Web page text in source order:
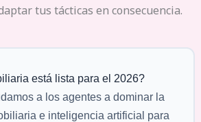
tus tácticas en consecuencia.
está lista para el 2026?
a los agentes a dominar la
e inteligencia artificial para